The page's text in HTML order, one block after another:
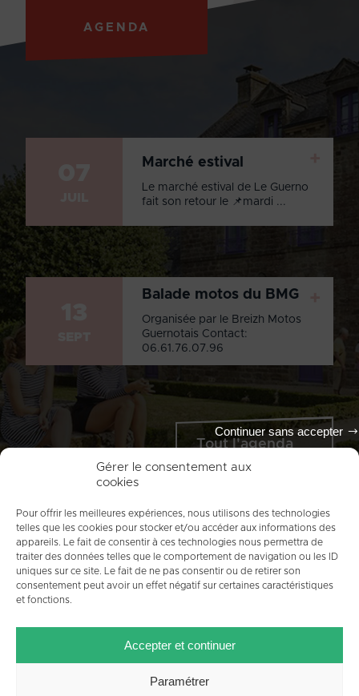
Gérer le consentement aux
cookies
Pour offrir les meilleures expériences, nous utilisons des technologies
telles que les cookies pour stocker et/ou accéder aux informations des
appareils. Le fait de consentir à ces technologies nous permettra de
traiter des données telles que le comportement de navigation ou les ID
uniques sur ce site. Le fait de ne pas consentir ou de retirer son
consentement peut avoir un effet négatif sur certaines caractéristiques
et fonctions.
Accepter et continuer
Continuer sans accepter
Paramétrer
AGENDA
Marché estival
Le marché estival de Le Guerno
fait son retour le 📌mardi ...
Balade motos du BMG
Organisée par le Breizh Motos
Guernotais Contact:
06.61.76.07.96
Tout l'agenda
CRÉDITS POLITIQUE DE COOKIES (UE)